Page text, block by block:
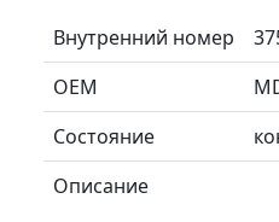
Внутренний номер
ОЕМ
Состояние
Описание